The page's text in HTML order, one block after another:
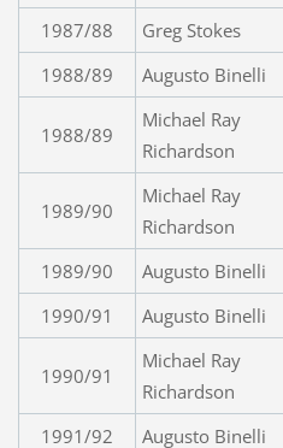
1987/88
Greg Stokes
1988/89
Augusto Binelli
1988/89
Michael Ray
Richardson
1989/90
Michael Ray
Richardson
1989/90 Augusto Binelli
1990/91
Augusto Binelli
1990/91
Michael Ray
Richardson
1991/92 Augusto Binelli